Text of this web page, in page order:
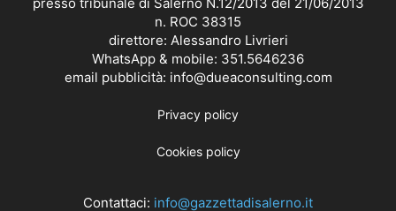
n. ROC 38315
direttore: Alessandro Livrieri
WhatsApp & mobile: 351.5646236
email pubblicità: info@dueaconsulting.com
Privacy policy
Cookies policy
Contattaci: info@gazzettadisalerno.it